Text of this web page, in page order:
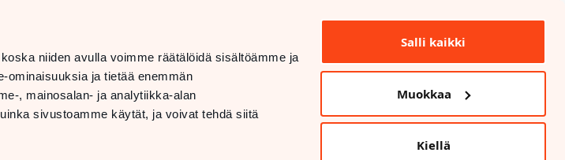
niiden avulla voimme räätälöidä sisältöämme ja
ominaisuuksia ja tietää enemmän
, mainosalan- ja analytiikka-alan
sivustoamme käytät, ja voivat tehdä siitä
Salli kaikki
Muokkaa
Kiellä
DATASKYDD OCH SÄKERHET
[BUTIKSINFORMATION]